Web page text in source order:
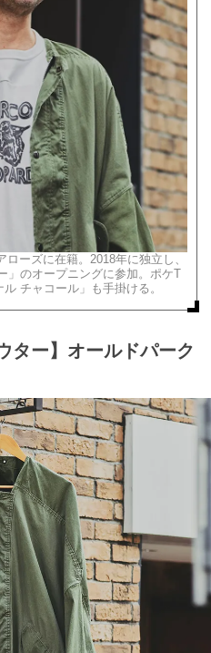
ーズに在籍。2018年に独立し、
」のオープニングに参加。ポケT
チャコール」も手掛ける。
ター】オールドパーク